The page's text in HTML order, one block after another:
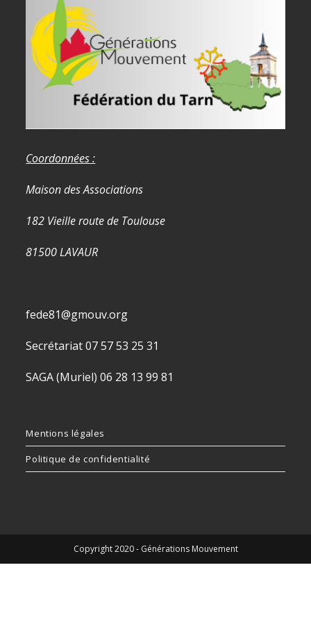
Coordonnées :
Maison des Associations
182 Vieille route de Toulouse
81500 LAVAUR
fede81@gmouv.org
Secrétariat 07 57 53 25 31
SAGA (Muriel) 06 28 13 99 81
Mentions légales
Politique de confidentialité
Copyright 2020 - Générations Mouvement